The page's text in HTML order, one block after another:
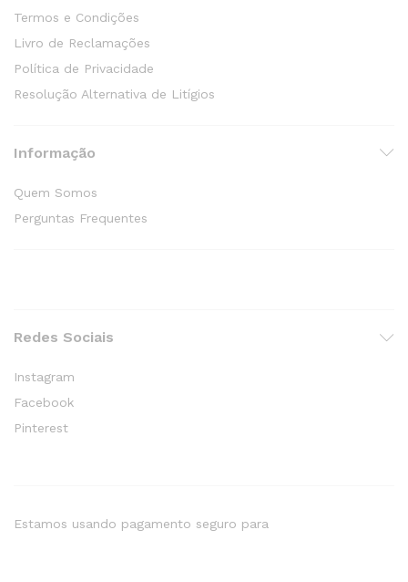
Termos e Condições
Livro de Reclamações
Política de Privacidade
Resolução Alternativa de Litígios
Informação
Quem Somos
Perguntas Frequentes
Redes Sociais
Instagram
Facebook
Pinterest
Estamos usando pagamento seguro para